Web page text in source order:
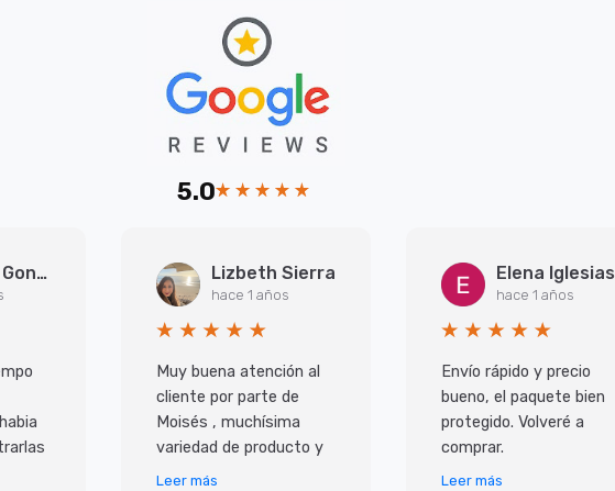
5.0
Arantxa Gonzalez Martinez Lizbeth Sierra
hace 1 años
Muy buena atención al
cliente por parte de
Moisés , muchísima
variedad de producto y
lo mejor es que todo
Leer más
Elena Iglesias
hace 1 años
Envío rápido y precio
bueno, el paquete bien
protegido. Volveré a
comprar.
Leer más